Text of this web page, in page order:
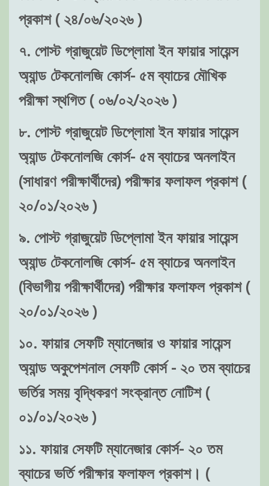
প্রকাশ ( ২৪/০৬/২০২৬ )
৭. পোস্ট গ্রাজুয়েট ডিপ্লোমা ইন ফায়ার সায়েন্স
অ্যান্ড টেকনোলজি কোর্স- ৫ম ব্যাচের মৌখিক
পরীক্ষা স্থগিত ( ০৬/০২/২০২৬ )
৮. পোস্ট গ্রাজুয়েট ডিপ্লোমা ইন ফায়ার সায়েন্স
অ্যান্ড টেকনোলজি কোর্স- ৫ম ব্যাচের অনলাইন
(সাধারণ পরীক্ষার্থীদের) পরীক্ষার ফলাফল প্রকাশ (
২০/০১/২০২৬ )
৯. পোস্ট গ্রাজুয়েট ডিপ্লোমা ইন ফায়ার সায়েন্স
অ্যান্ড টেকনোলজি কোর্স- ৫ম ব্যাচের অনলাইন
(বিভাগীয় পরীক্ষার্থীদের) পরীক্ষার ফলাফল প্রকাশ (
২০/০১/২০২৬ )
১০. ফায়ার সেফটি ম্যানেজার ও ফায়ার সায়েন্স
অ্যান্ড অকুপেশনাল সেফটি কোর্স - ২০ তম ব্যাচের
ভর্তির সময় বৃদ্ধিকরণ সংক্রান্ত নোটিশ (
০১/০১/২০২৬ )
১১. ফায়ার সেফটি ম্যানেজার কোর্স- ২০ তম
ব্যাচের ভর্তি পরীক্ষার ফলাফল প্রকাশ। (